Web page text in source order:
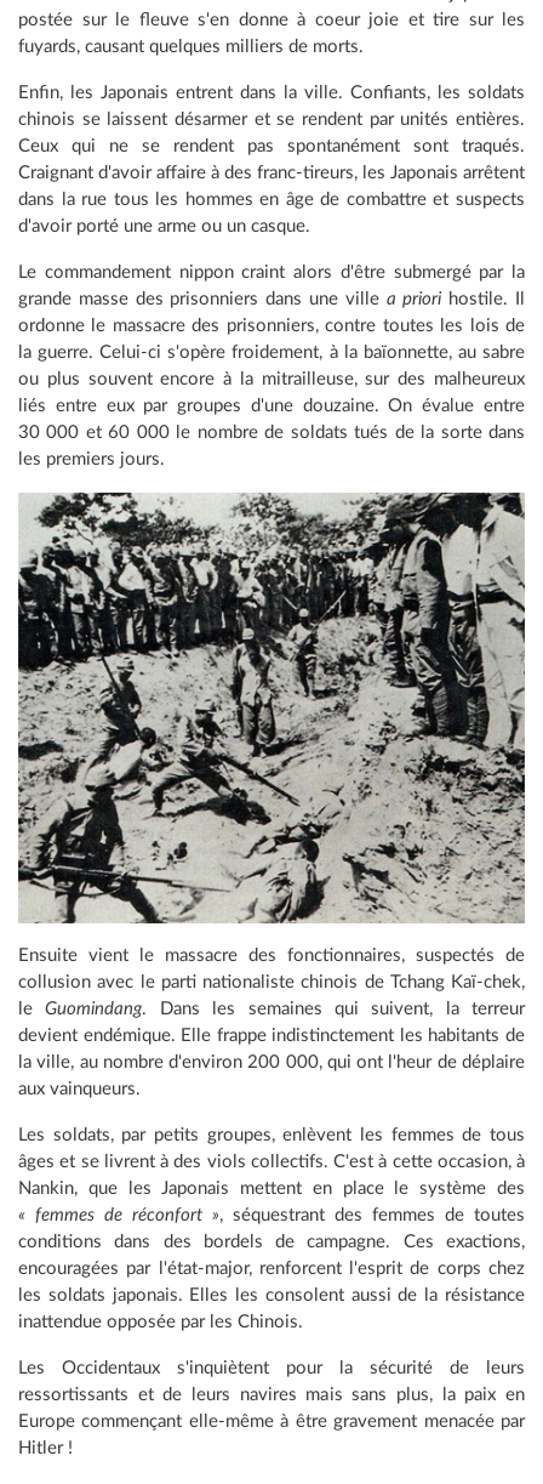
postée sur le fleuve s'en donne à coeur joie et tire sur les
fuyards, causant quelques milliers de morts.
Enfin, les Japonais entrent dans la ville. Confiants, les soldats
chinois se laissent désarmer et se rendent par unités entières.
Ceux qui ne se rendent pas spontanément sont traqués.
Craignant d'avoir affaire à des franc-tireurs, les Japonais arrêtent
dans la rue tous les hommes en âge de combattre et suspects
d'avoir porté une arme ou un casque.
Le commandement nippon craint alors d'être submergé par la
grande masse des prisonniers dans une ville a priori hostile. Il
ordonne le massacre des prisonniers, contre toutes les lois de
la guerre. Celui-ci s'opère froidement, à la baïonnette, au sabre
ou plus souvent encore à la mitrailleuse, sur des malheureux
liés entre eux par groupes d'une douzaine. On évalue entre
30 000 et 60 000 le nombre de soldats tués de la sorte dans
les premiers jours.
Ensuite vient le massacre des fonctionnaires, suspectés de
collusion avec le parti nationaliste chinois de Tchang Kaï-chek,
leGuomindang. Dans les semaines qui suivent, la terreur
devient endémique. Elle frappe indistinctement les habitants de
la ville, au nombre d'environ 200 000, qui ont l'heur de déplaire
aux vainqueurs.
Les soldats, par petits groupes, enlèvent les femmes de tous
âges et se livrent à des viols collectifs. C'est à cette occasion, à
Nankin, que les Japonais mettent en place le système des
« femmes de réconfort », séquestrant des femmes de toutes
conditions dans des bordels de campagne. Ces exactions,
encouragées par l'état-major, renforcent l'esprit de corps chez
les soldats japonais. Elles les consolent aussi de la résistance
inattendue opposée par les Chinois.
Les Occidentaux s'inquiètent pour la sécurité de leurs
ressortissants et de leurs navires mais sans plus, la paix en
Europe commençant elle-même à être gravement menacée par
Hitler !